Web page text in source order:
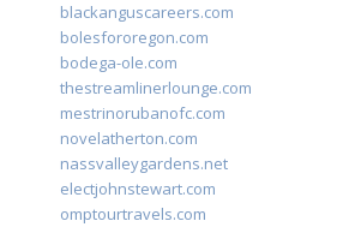
blackanguscareers.com
bolesfororegon.com
bodega-ole.com
thestreamlinerlounge.com
mestrinorubanofc.com
novelatherton.com
nassvalleygardens.net
electjohnstewart.com
omptourtravels.com